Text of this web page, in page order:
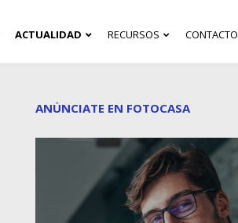
ACTUALIDAD RECURSOS CONTACTO
ANÚNCIATE EN FOTOCASA